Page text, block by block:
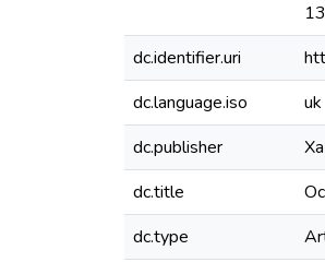
dc.identifier.uri
dc.language.iso
uk
dc.publisher
dc.title
dc.type